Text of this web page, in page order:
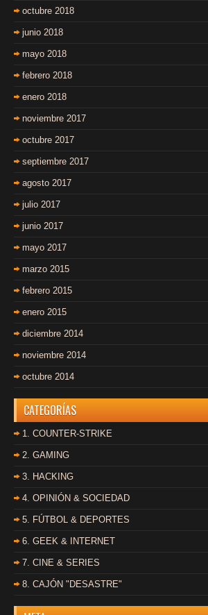
octubre 2018
junio 2018
mayo 2018
febrero 2018
enero 2018
noviembre 2017
octubre 2017
septiembre 2017
agosto 2017
julio 2017
junio 2017
mayo 2017
marzo 2015
febrero 2015
enero 2015
diciembre 2014
noviembre 2014
octubre 2014
CATEGORÍAS
1. COUNTER-STRIKE
2. GAMING
3. HACKING
4. OPINIÓN & SOCIEDAD
5. FÚTBOL & DEPORTES
6. GEEK & INTERNET
7. CINE & SERIES
8. CAJÓN "DESASTRE"